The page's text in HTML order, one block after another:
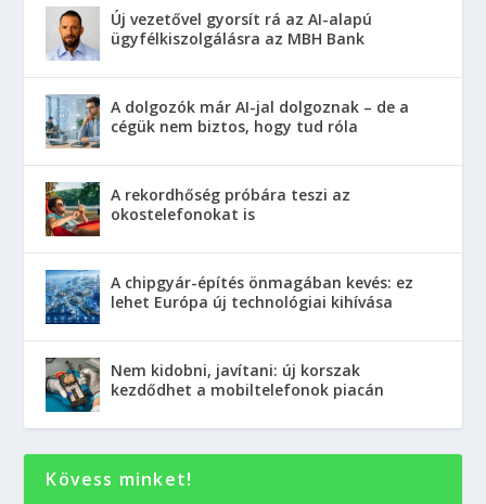
Új vezetővel gyorsít rá az AI-alapú
ügyfélkiszolgálásra az MBH Bank
A dolgozók már AI-jal dolgoznak – de a
cégük nem biztos, hogy tud róla
A rekordhőség próbára teszi az
okostelefonokat is
A chipgyár-építés önmagában kevés: ez
lehet Európa új technológiai kihívása
Nem kidobni, javítani: új korszak
kezdődhet a mobiltelefonok piacán
Kövess minket!